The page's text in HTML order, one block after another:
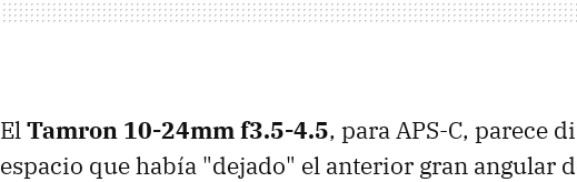
ElTamron 10-24mm f3.5-4.5, para APS-C, parece
espacio que había "dejado" el anterior gran angular